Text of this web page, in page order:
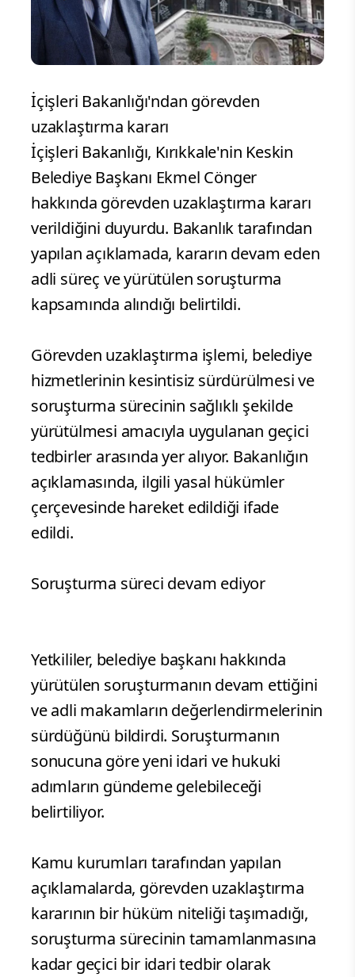
İçişleri Bakanlığı'ndan görevden
uzaklaştırma kararı
İçişleri Bakanlığı, Kırıkkale'nin Keskin
Belediye Başkanı Ekmel Cönger
hakkında görevden uzaklaştırma kararı
verildiğini duyurdu. Bakanlık tarafından
yapılan açıklamada, kararın devam eden
adli süreç ve yürütülen soruşturma
kapsamında alındığı belirtildi.
Görevden uzaklaştırma işlemi, belediye
hizmetlerinin kesintisiz sürdürülmesi ve
soruşturma sürecinin sağlıklı şekilde
yürütülmesi amacıyla uygulanan geçici
tedbirler arasında yer alıyor. Bakanlığın
açıklamasında, ilgili yasal hükümler
çerçevesinde hareket edildiği ifade
edildi.
Soruşturma süreci devam ediyor
Yetkililer, belediye başkanı hakkında
yürütülen soruşturmanın devam ettiğini
ve adli makamların değerlendirmelerinin
sürdüğünü bildirdi. Soruşturmanın
sonucuna göre yeni idari ve hukuki
adımların gündeme gelebileceği
belirtiliyor.
Kamu kurumları tarafından yapılan
açıklamalarda, görevden uzaklaştırma
kararının bir hüküm niteliği taşımadığı,
soruşturma sürecinin tamamlanmasına
kadar geçici bir idari tedbir olarak